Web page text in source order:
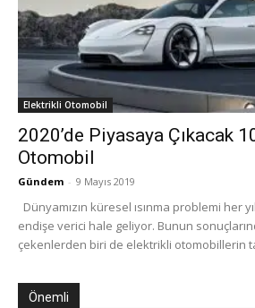
Elektrikli Otomobil
2020’de Piyasaya Çıkacak
Otomobil
Gündem - 9 Mayıs 2019
Dünyamızın küresel ısınma problemi her
endişe verici hale geliyor. Bunun
çekenlerden biri de elektrikli otomobillerin
Önemli